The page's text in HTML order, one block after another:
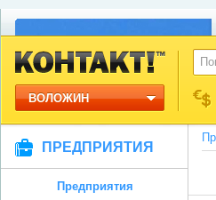
ВОЛОЖИН
ПРЕДПРИЯТИЯ
Предприятия